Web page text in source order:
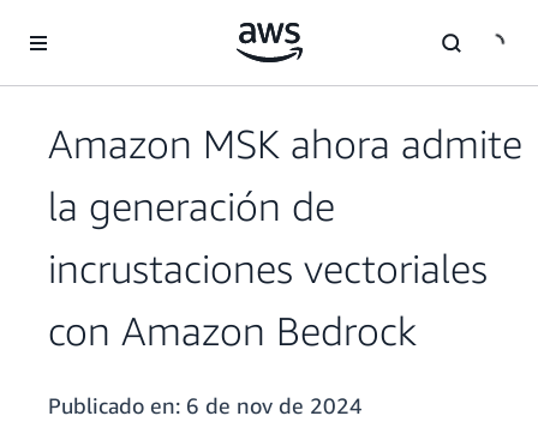
Amazon MSK ahora admite
la generación de
incrustaciones vectoriales
con Amazon Bedrock
Publicado en: 6 de nov de 2024